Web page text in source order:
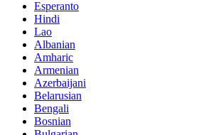
Esperanto
Hindi
Lao
Albanian
Amharic
Armenian
Azerbaijani
Belarusian
Bengali
Bosnian